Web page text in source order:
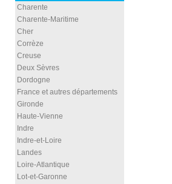
Charente
Charente-Maritime
Cher
Corrèze
Creuse
Deux Sèvres
Dordogne
France et autres départements
Gironde
Haute-Vienne
Indre
Indre-et-Loire
Landes
Loire-Atlantique
Lot-et-Garonne